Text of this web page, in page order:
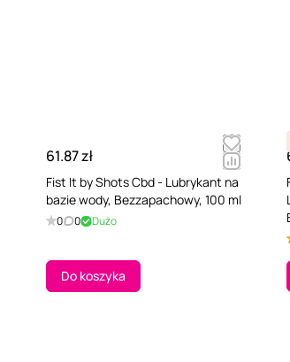
61.87 zł
Fist It by Shots Cbd - Lubrykant na
bazie wody, Bezzapachowy, 100 ml
0 0 Dużo
Do koszyka